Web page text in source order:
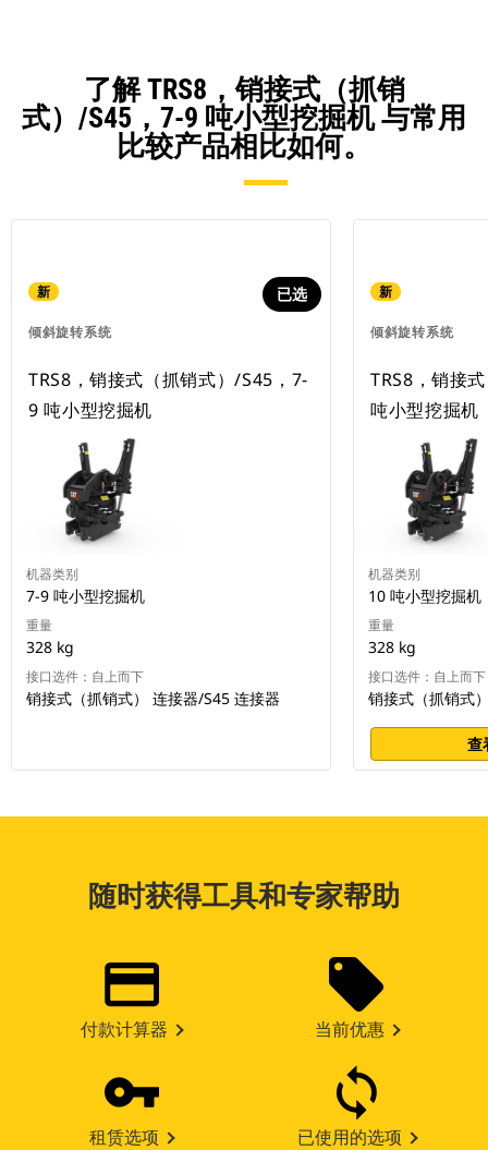
了解 TRS8，销接式（抓销
式）/S45，7-9 吨小型挖掘机 与常用
比较产品相比如何。
新
倾斜旋转系统
已选
TRS8，销接式（抓销式）/S45，7-
9 吨小型挖掘机
机器类别
7-9 吨小型挖掘机
重量
328 kg
接口选件：自上而下
销接式（抓销式） 连接器/S45 连接器
新
倾斜旋转系统
TRS8，销接
吨小型挖掘机
机器类别
10 吨小型挖掘机
重量
328 kg
接口选件：自上而下
销接式（抓销式
查
随时获得工具和专家帮助
付款计算器 当前优惠
租赁选项 已使用的选项